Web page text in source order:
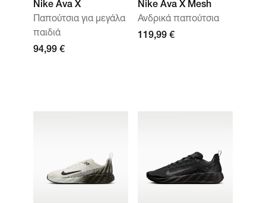
Nike Ava X
Παπούτσια για μεγάλα
παιδιά
94,99 €
Nike Ava X Mesh
Ανδρικά παπούτσια
119,99 €